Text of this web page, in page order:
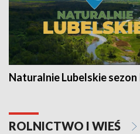
Naturalnie Lubelskie sezon
ROLNICTWO I WIEŚ